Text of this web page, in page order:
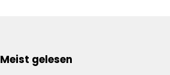
Meist gelesen